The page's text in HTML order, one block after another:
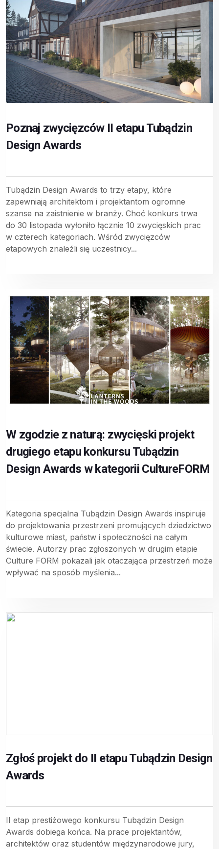
Poznaj zwycięzców II etapu Tubądzin
Design Awards
Tubądzin Design Awards to trzy etapy, które
zapewniają architektom i projektantom ogromne
szanse na zaistnienie w branży. Choć konkurs trwa
do 30 listopada wyłoniło łącznie 10 zwycięskich prac
w czterech kategoriach. Wśród zwycięzców
etapowych znaleźli się uczestnicy...
W zgodzie z naturą: zwycięski projekt
drugiego etapu konkursu Tubądzin
Design Awards w kategorii CultureFORM
Kategoria specjalna Tubądzin Design Awards inspiruje
do projektowania przestrzeni promujących dziedzictwo
kulturowe miast, państw i społeczności na całym
świecie. Autorzy prac zgłoszonych w drugim etapie
Culture FORM pokazali jak otaczająca przestrzeń może
wpływać na sposób myślenia...
Zgłoś projekt do II etapu Tubądzin Design
Awards
II etap prestiżowego konkursu Tubądzin Design
Awards dobiega końca. Na prace projektantów,
architektów oraz studentów międzynarodowe jury,